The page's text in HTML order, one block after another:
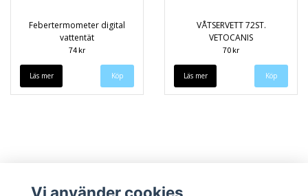
Febertermometer digital
vattentät
74 kr
Läs mer
VÅTSERVETT 72ST.
VETOCANIS
70 kr
Läs mer